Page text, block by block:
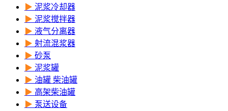
▶ 泥浆冷却器
▶ 泥浆搅拌器
▶ 液气分离器
▶ 射流混浆器
▶ 砂泵
▶ 泥浆罐
▶ 油罐 柴油罐
▶ 高架柴油罐
▶ 泵送设备